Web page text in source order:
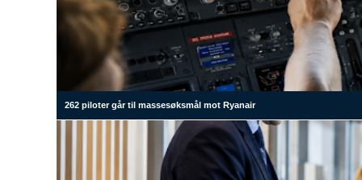
262 piloter går til massesøksmål mot Ryanair